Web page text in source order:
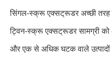
सिंगल-स्क्रू एक्सट्रूडर अच्छी तरह
ट्विन-स्क्रू एक्सट्रूडर सामग्री
और एक से अधिक घटक वाले उत्पादों